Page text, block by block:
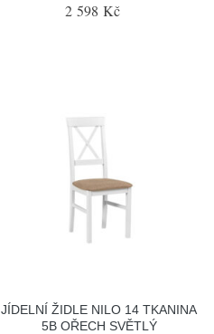
2 598 Kč
JÍDELNÍ ŽIDLE NILO 14 TKANINA
5B OŘECH SVĚTLÝ